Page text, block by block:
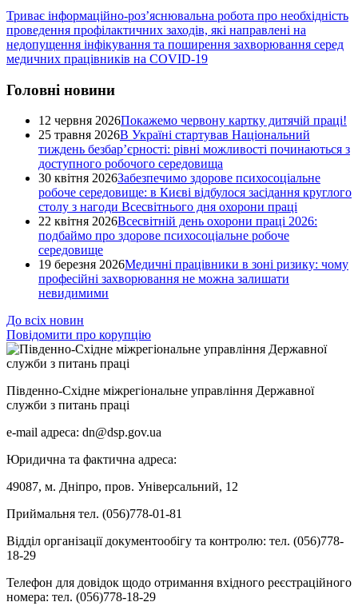
Триває інформаційно-роз’яснювальна робота про необхідність
проведення профілактичних заходів, які направлені на
недопущення інфікування та поширення захворювання серед
медичних працівників на COVID-19
Головні новини
12 червня 2026Покажемо червону картку дитячій праці!
25 травня 2026В Україні стартував Національний
тиждень безбар’єрності: рівні можливості починаються з
доступного робочого середовища
30 квітня 2026Забезпечимо здорове психосоціальне
робоче середовище: в Києві відбулося засідання круглого
столу з нагоди Всесвітнього дня охорони праці
22 квітня 2026Всесвітній день охорони праці 2026:
подбаймо про здорове психосоціальне робоче
середовище
19 березня 2026Медичні працівники в зоні ризику: чому
професійні захворювання не можна залишати
невидимими
До всіх новин
Повідомити про корупцію
Південно-Східне міжрегіональне управління Державної
служби з питань праці
e-mail адреса: dn@dsp.gov.ua
Юридична та фактична адреса:
49087, м. Дніпро, пров. Універсальний, 12
Приймальня тел. (056)778-01-81
Відділ організації документообігу та контролю: тел. (056)778-
18-29
Телефон для довідок щодо отримання вхідного реєстраційного
номера: тел. (056)778-18-29